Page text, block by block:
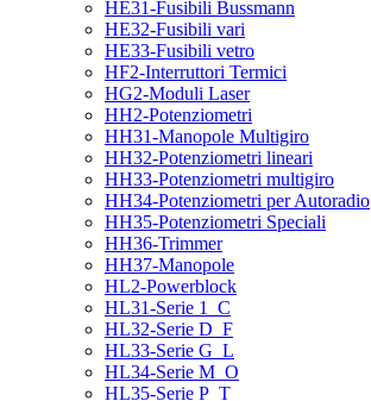
HE31-Fusibili Bussmann
HE32-Fusibili vari
HE33-Fusibili vetro
HF2-Interruttori Termici
HG2-Moduli Laser
HH2-Potenziometri
HH31-Manopole Multigiro
HH32-Potenziometri lineari
HH33-Potenziometri multigiro
HH34-Potenziometri per Autoradio
HH35-Potenziometri Speciali
HH36-Trimmer
HH37-Manopole
HL2-Powerblock
HL31-Serie 1_C
HL32-Serie D_F
HL33-Serie G_L
HL34-Serie M_O
HL35-Serie P_T